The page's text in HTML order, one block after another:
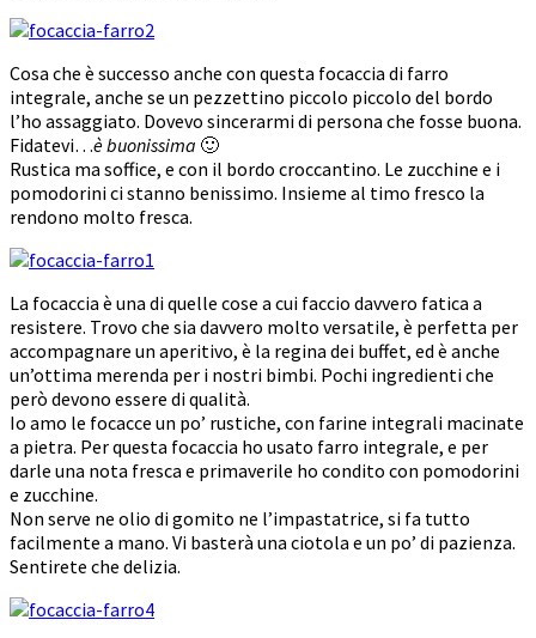
Cosa che è successo anche con questa focaccia di farro
integrale, anche se un pezzettino piccolo piccolo del bordo
l’ho assaggiato. Dovevo sincerarmi di persona che fosse buona.
Fidatevi…è buonissima 🙂
Rustica ma soffice, e con il bordo croccantino. Le zucchine e i
pomodorini ci stanno benissimo. Insieme al timo fresco la
rendono molto fresca.
La focaccia è una di quelle cose a cui faccio davvero fatica a
resistere. Trovo che sia davvero molto versatile, è perfetta per
accompagnare un aperitivo, è la regina dei buffet, ed è anche
un’ottima merenda per i nostri bimbi. Pochi ingredienti che
però devono essere di qualità.
Io amo le focacce un po’ rustiche, con farine integrali macinate
a pietra. Per questa focaccia ho usato farro integrale, e per
darle una nota fresca e primaverile ho condito con pomodorini
e zucchine.
Non serve ne olio di gomito ne l’impastatrice, si fa tutto
facilmente a mano. Vi basterà una ciotola e un po’ di pazienza.
Sentirete che delizia.